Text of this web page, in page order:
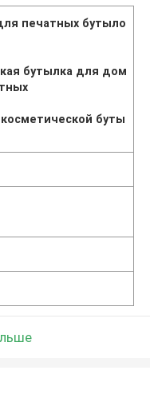
печатных бутыло
бутылка для дом
буты